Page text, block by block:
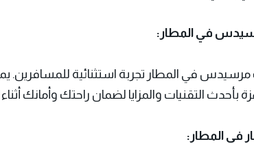
في المطار:
مرسيدس في المطار تجربة استثنائية للمسافرين.
التقنيات والمزايا لضمان راحتك وأمانك أثناء
في المطار: